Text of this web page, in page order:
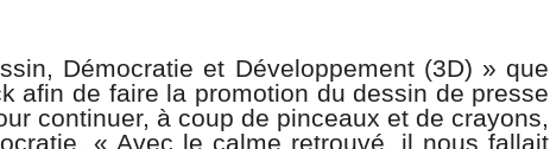
Démocratie et Développement (3D) » que
afin de faire la promotion du dessin de presse
continuer, à coup de pinceaux et de crayons,
« Avec le calme retrouvé, il nous fallait